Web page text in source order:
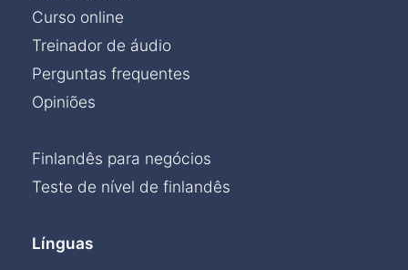
Curso online
Treinador de áudio
Perguntas frequentes
Opiniões
Finlandês para negócios
Teste de nível de finlandês
Línguas